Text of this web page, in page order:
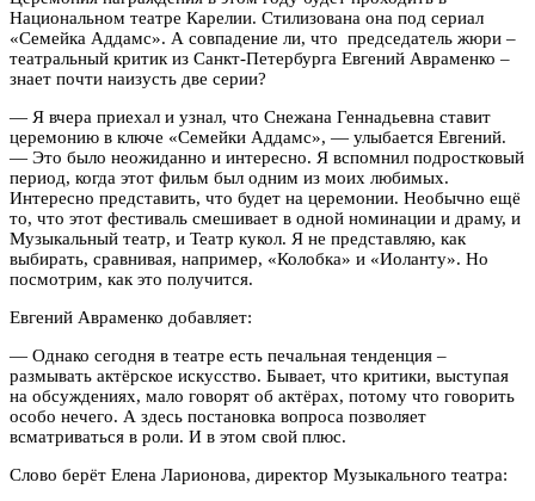
Национальном театре Карелии. Стилизована она под сериал
«Семейка Аддамс». А совпадение ли, что председатель жюри –
театральный критик из Санкт-Петербурга Евгений Авраменко –
знает почти наизусть две серии?
— Я вчера приехал и узнал, что Снежана Геннадьевна ставит
церемонию в ключе «Семейки Аддамс», — улыбается Евгений.
— Это было неожиданно и интересно. Я вспомнил подростковый
период, когда этот фильм был одним из моих любимых.
Интересно представить, что будет на церемонии. Необычно ещё
то, что этот фестиваль смешивает в одной номинации и драму, и
Музыкальный театр, и Театр кукол. Я не представляю, как
выбирать, сравнивая, например, «Колобка» и «Иоланту». Но
посмотрим, как это получится.
Евгений Авраменко добавляет:
— Однако сегодня в театре есть печальная тенденция –
размывать актёрское искусство. Бывает, что критики, выступая
на обсуждениях, мало говорят об актёрах, потому что говорить
особо нечего. А здесь постановка вопроса позволяет
всматриваться в роли. И в этом свой плюс.
Слово берёт Елена Ларионова, директор Музыкального театра: